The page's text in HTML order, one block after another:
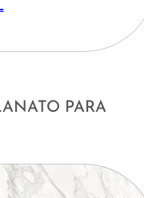
PARA